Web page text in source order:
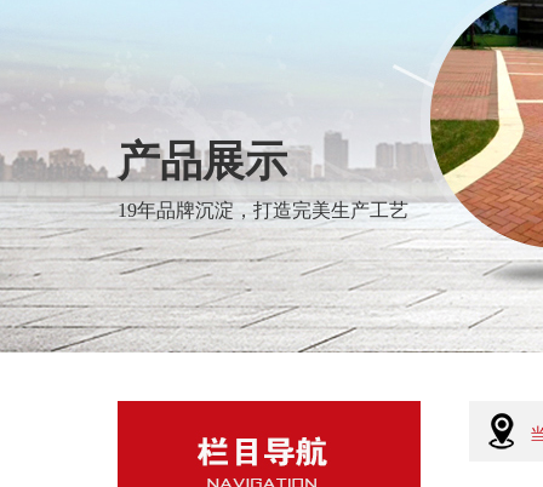
产品展示
19年品牌沉淀，打造完美生产工艺